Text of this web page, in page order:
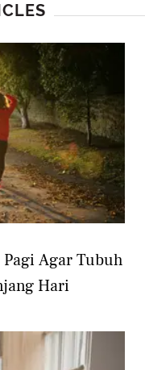
Agar Tubuh
Hari